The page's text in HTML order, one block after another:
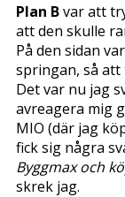
Plan Bvar att
att den skulle
På den sidan
springan, så att
Det var nu jag
avreagera mig
MIO (där jag
fick sig några
Byggmax och
skrek jag.